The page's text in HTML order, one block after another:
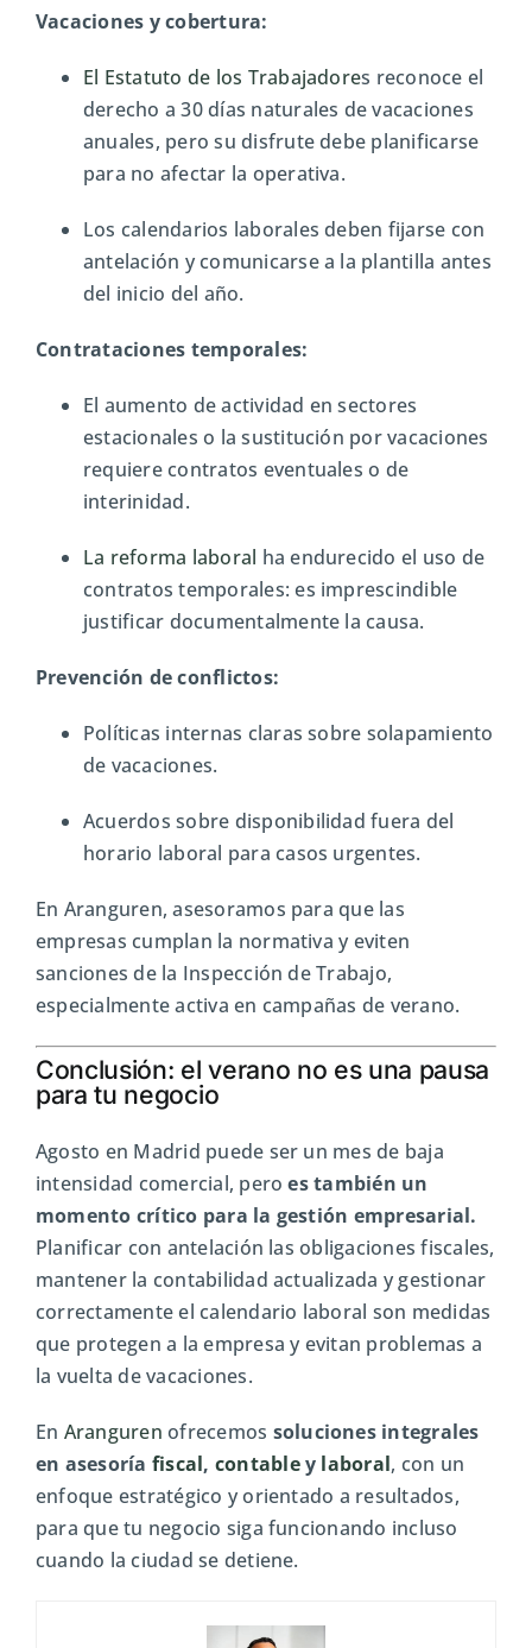
Vacaciones y cobertura:
El Estatuto de los Trabajadores reconoce el
derecho a 30 días naturales de vacaciones
anuales, pero su disfrute debe planificarse
para no afectar la operativa.
Los calendarios laborales deben fijarse con
antelación y comunicarse a la plantilla antes
del inicio del año.
Contrataciones temporales:
El aumento de actividad en sectores
estacionales o la sustitución por vacaciones
requiere contratos eventuales o de
interinidad.
La reforma laboral ha endurecido el uso de
contratos temporales: es imprescindible
justificar documentalmente la causa.
Prevención de conflictos:
Políticas internas claras sobre solapamiento
de vacaciones.
Acuerdos sobre disponibilidad fuera del
horario laboral para casos urgentes.
En Aranguren, asesoramos para que las
empresas cumplan la normativa y eviten
sanciones de la Inspección de Trabajo,
especialmente activa en campañas de verano.
Conclusión: el verano no es una pausa
para tu negocio
Agosto en Madrid puede ser un mes de baja
intensidad comercial, peroes también un
momento crítico para la gestión empresarial.
Planificar con antelación las obligaciones fiscales,
mantener la contabilidad actualizada y gestionar
correctamente el calendario laboral son medidas
que protegen a la empresa y evitan problemas a
la vuelta de vacaciones.
En Aranguren ofrecemos soluciones integrales
en asesoría fiscal, contabley laboral, con un
enfoque estratégico y orientado a resultados,
para que tu negocio siga funcionando incluso
cuando la ciudad se detiene.